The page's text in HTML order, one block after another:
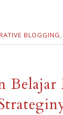
BLOGGING,